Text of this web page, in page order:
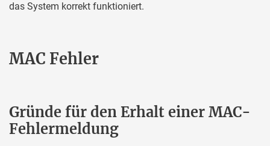
das System korrekt funktioniert.
MAC Fehler
Gründe für den Erhalt einer MAC-
Fehlermeldung